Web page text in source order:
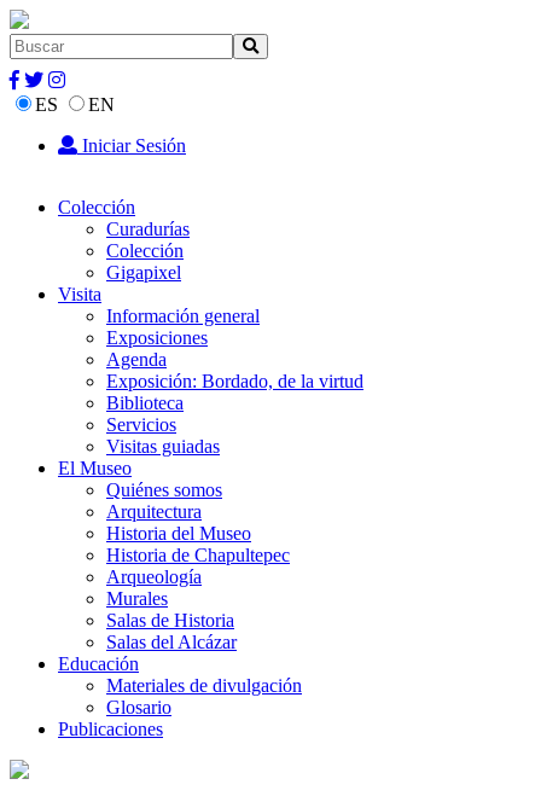
ES
EN
Iniciar Sesión
Colección
Curadurías
Colección
Gigapixel
Visita
Información general
Exposiciones
Agenda
Exposición: Bordado, de la virtud
Biblioteca
Servicios
Visitas guiadas
El Museo
Quiénes somos
Arquitectura
Historia del Museo
Historia de Chapultepec
Arqueología
Murales
Salas de Historia
Salas del Alcázar
Educación
Materiales de divulgación
Glosario
Publicaciones